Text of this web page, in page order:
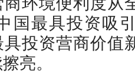
国最具投资吸
投资营商价值
亮。